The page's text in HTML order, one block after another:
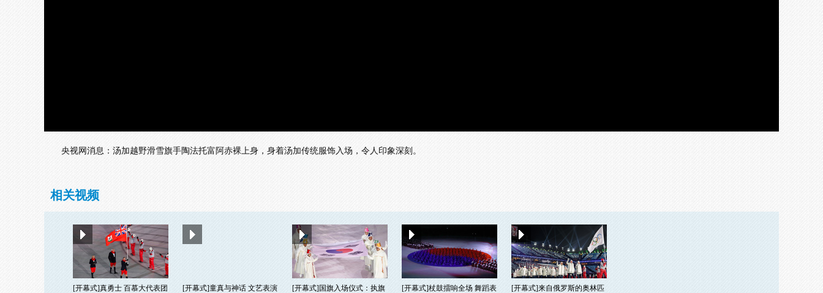
央视网消息：汤加越野滑雪旗手陶法托富阿赤裸上身，身着汤加传统服饰入场，令人印象深刻。
相关视频
[开幕式]真勇士 百慕大代表团
[开幕式]童真与神话 文艺表演
[开幕式]国旗入场仪式：执旗
[开幕式]杖鼓擂响全场 舞蹈表
[开幕式]来自俄罗斯的奥林匹